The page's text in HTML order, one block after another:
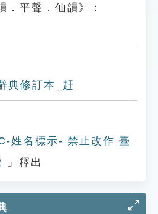
．平聲．仙韻》：
典修訂本_赶
姓名標示- 禁止改作 臺
」釋出